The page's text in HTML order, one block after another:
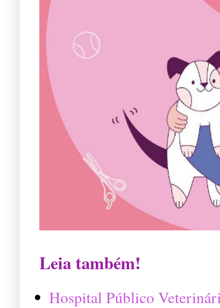
Leia também!
Hospital Público